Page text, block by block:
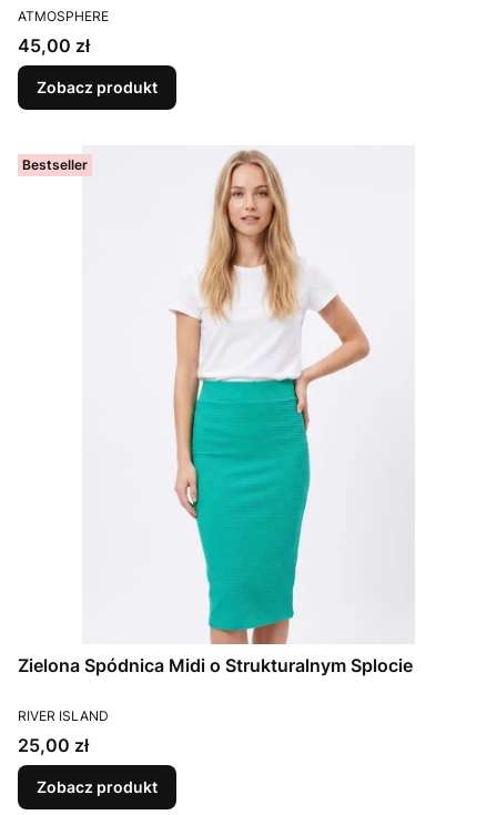
PRODUCENT
ATMOSPHERE
Cena
45,00 zł
Zobacz produkt
Bestseller
Zielona Spódnica Midi o Strukturalnym Splocie
PRODUCENT
RIVER ISLAND
Cena
25,00 zł
Zobacz produkt